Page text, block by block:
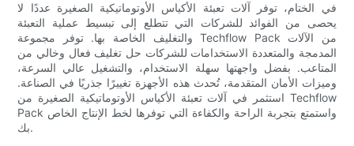
في الختام، توفر آلات تعبئة الأكياس الأوتوماتيكية الصغيرة عددًا لا
يحصى من الفوائد للشركات التي تتطلع إلى تبسيط عملية التعبئة
والتغليف الخاصة بها. توفر مجموعة Techflow Pack من الآلات
المدمجة والمتعددة الاستخدامات للشركات حل تغليف فعال وخالي من
المتاعب. بفضل واجهتها سهلة الاستخدام، والتشغيل عالي السرعة،
وميزات الأمان المتقدمة، تُحدث هذه الأجهزة تغييرًا جذريًا في الصناعة.
استثمر في آلات تعبئة الأكياس الأوتوماتيكية الصغيرة من Techflow
Pack واستمتع بتجربة الراحة والكفاءة التي توفرها لخط الإنتاج الخاص
بك.